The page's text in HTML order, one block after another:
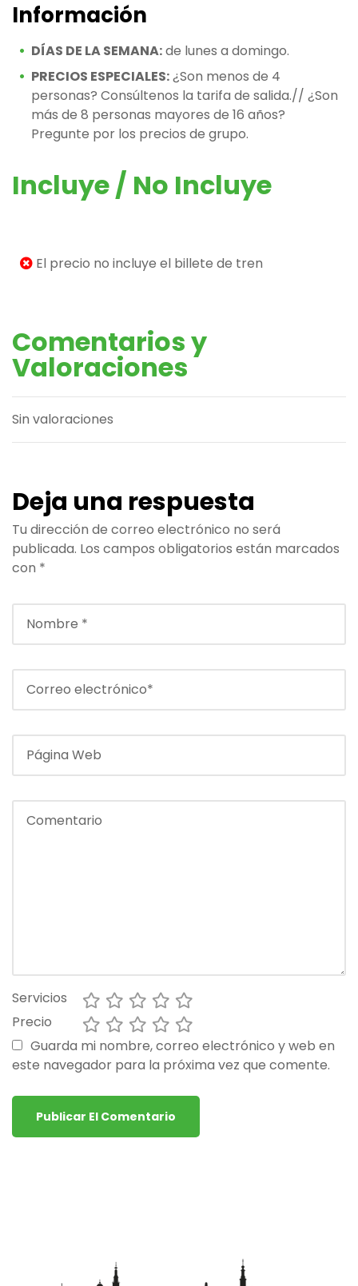
Información
DÍAS DE LA SEMANA:de lunes a domingo.
PRECIOS ESPECIALES:¿Son menos de 4
personas? Consúltenos la tarifa de salida.// ¿Son
más de 8 personas mayores de 16 años?
Pregunte por los precios de grupo.
Incluye / No Incluye
El precio no incluye el billete de tren
Comentarios y
Valoraciones
Sin valoraciones
Deja una respuesta
Tu dirección de correo electrónico no será
publicada. Los campos obligatorios están marcados
con *
Servicios
Precio
Guarda mi nombre, correo electrónico y web en
este navegador para la próxima vez que comente.